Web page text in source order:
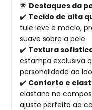
🌟 Destaques da
✔️ Tecido de alta
tule leve e macio,
suave sobre a pele.
✔️ Textura
estampa exclusiva
personalidade ao
✔️ Conforto e
elastano na
ajuste perfeito ao